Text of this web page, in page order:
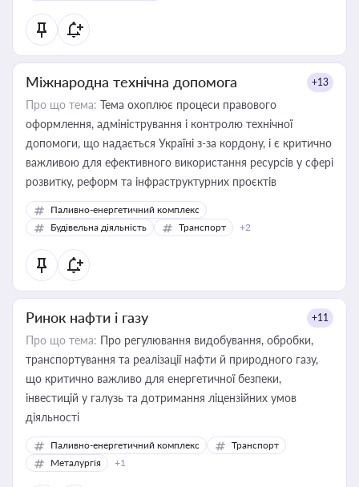
Міжнародна технічна допомога +13
Про що тема: Тема охоплює процеси правового
оформлення, адміністрування і контролю технічної
допомоги, що надається Україні з-за кордону, і є критично
важливою для ефективного використання ресурсів у сфері
розвитку, реформ та інфраструктурних проєктів
Паливно-енергетичний комплекс
Будівельна діяльність
Транспорт +2
Ринок нафти і газу +11
Про що тема: Про регулювання видобування, обробки,
транспортування та реалізації нафти й природного газу,
що критично важливо для енергетичної безпеки,
інвестицій у галузь та дотримання ліцензійних умов
діяльності
Паливно-енергетичний комплекс
Транспорт
Металургія
+1